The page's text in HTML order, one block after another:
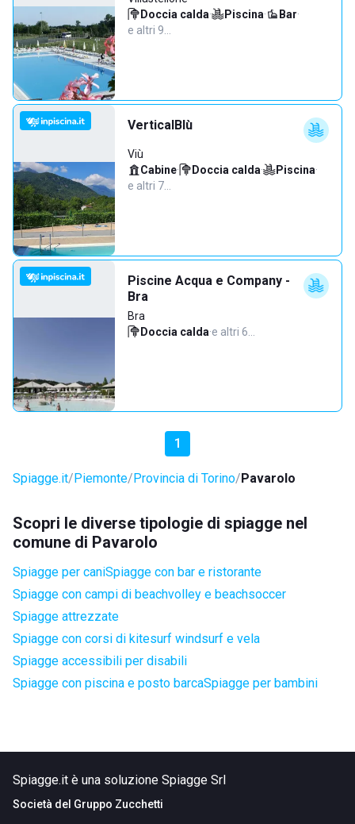
Doccia calda· Piscina· Bar·
e altri 9…
VerticalBlù
Viù
Cabine· Doccia calda· Piscina·
e altri 7…
Piscine Acqua e Company -
Bra
Bra
Doccia calda·e altri 6…
1
Spiagge.it Piemonte Provincia di Torino Pavarolo
Scopri le diverse tipologie di spiagge nel
comune di Pavarolo
Spiagge per caniSpiagge con bar e ristorante
Spiagge con campi di beachvolley e beachsoccer
Spiagge attrezzate
Spiagge con corsi di kitesurf windsurf e vela
Spiagge accessibili per disabili
Spiagge con piscina e posto barcaSpiagge per bambini
Spiagge.it è una soluzione Spiagge Srl
Società del Gruppo Zucchetti